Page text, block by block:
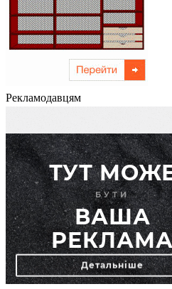
Рекламодавцям